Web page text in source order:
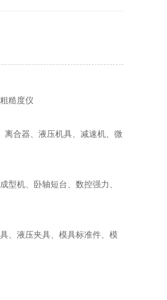
糙度仪
离合器、液压机具、减速机、微
型机、卧轴短台、数控强力、
、液压夹具、模具标准件、模